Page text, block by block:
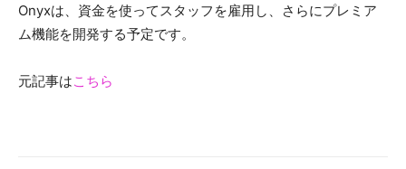
Onyxは、資金を使ってスタッフを雇用し、さらにプレミア
ム機能を開発する予定です。
元記事はこちら